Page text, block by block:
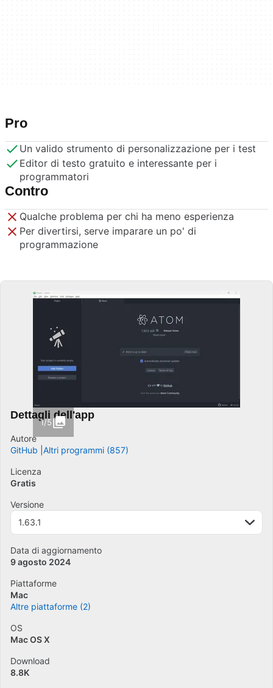
Pro
Un valido strumento di personalizzazione per i test
Editor di testo gratuito e interessante per i
programmatori
Contro
Qualche problema per chi ha meno esperienza
Per divertirsi, serve imparare un po' di
programmazione
1/5
Dettagli dell'app
Autore
GitHub Altri programmi (857)
Licenza
Gratis
Versione
1.63.1
Data di aggiornamento
9 agosto 2024
Piattaforme
Mac
Altre piattaforme (2)
OS
Mac OS X
Download
8.8K